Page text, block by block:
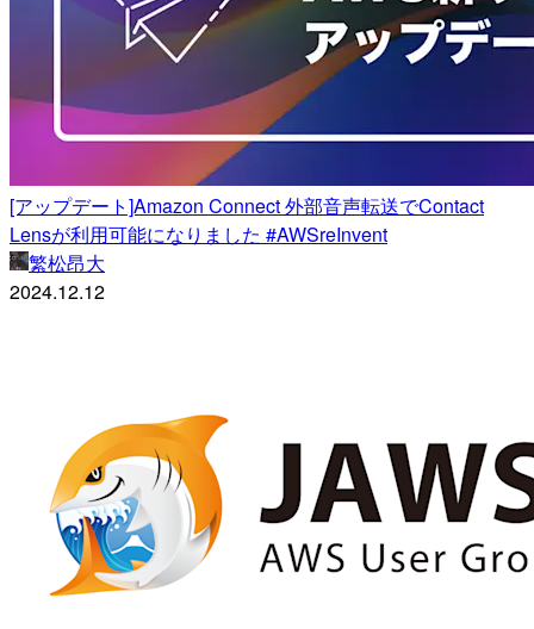
[アップデート]Amazon Connect 外部音声転送でContact
Lensが利用可能になりました #AWSreInvent
繁松昂大
2024.12.12